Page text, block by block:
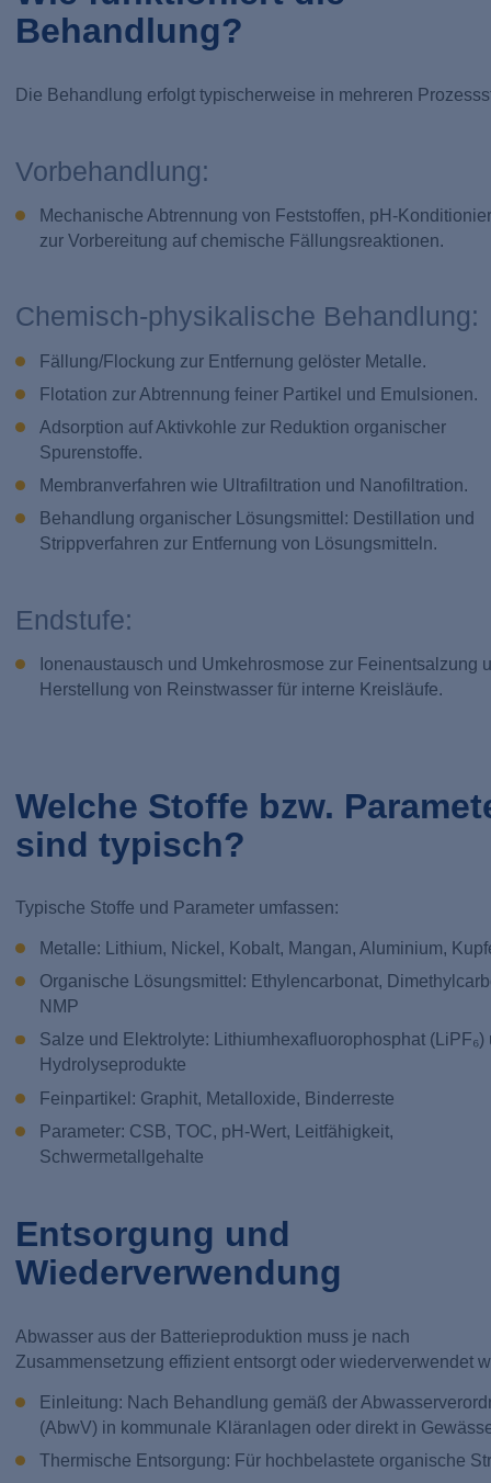
Behandlung?
Die Behandlung erfolgt typischerweise in mehreren
Vorbehandlung:
Mechanische Abtrennung von Feststoffen, pH-
zur Vorbereitung auf chemische Fällungsreaktionen.
Chemisch-physikalische Behandlung:
Fällung/Flockung zur Entfernung gelöster Metalle.
Flotation zur Abtrennung feiner Partikel und Emulsionen.
Adsorption auf Aktivkohle zur Reduktion organischer
Spurenstoffe.
Membranverfahren wie Ultrafiltration und Nanofiltration.
Behandlung organischer Lösungsmittel: Destillation und
Strippverfahren zur Entfernung von Lösungsmitteln.
Endstufe:
Ionenaustausch und Umkehrosmose zur Feinentsalzung
Herstellung von Reinstwasser für interne Kreisläufe.
Welche Stoffe bzw.
sind typisch?
Typische Stoffe und Parameter umfassen:
Metalle: Lithium, Nickel, Kobalt, Mangan, Aluminium,
Organische Lösungsmittel: Ethylencarbonat,
NMP
Salze und Elektrolyte: Lithiumhexafluorophosphat (LiPF₆)
Hydrolyseprodukte
Feinpartikel: Graphit, Metalloxide, Binderreste
Parameter: CSB, TOC, pH-Wert, Leitfähigkeit,
Schwermetallgehalte
Entsorgung und
Wiederverwendung
Abwasser aus der Batterieproduktion muss je nach
Zusammensetzung effizient entsorgt oder wiederverwendet
Einleitung: Nach Behandlung gemäß der
(AbwV) in kommunale Kläranlagen oder direkt in
Thermische Entsorgung: Für hochbelastete organische